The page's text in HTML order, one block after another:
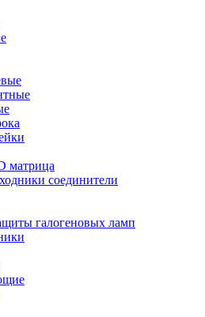
матрица
соединители
галогеновых ламп